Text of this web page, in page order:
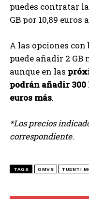
puedes contratar
GB por 10,89 euros
A las opciones con
puede añadir 2 GB
aunque en las
podrán añadir
euros más.
*Los precios
correspondiente.
TAGS OMVS TUENTI